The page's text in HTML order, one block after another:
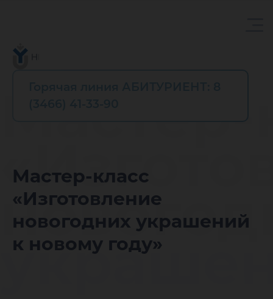
Мастер-класс
«Изготовление
новогодних украшений
к новому году»